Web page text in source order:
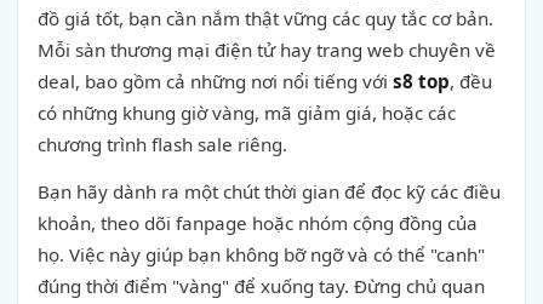
đồ giá tốt, bạn cần nắm thật vững các quy tắc cơ bản.
Mỗi sàn thương mại điện tử hay trang web chuyên về
deal, bao gồm cả những nơi nổi tiếng với s8 top, đều
có những khung giờ vàng, mã giảm giá, hoặc các
chương trình flash sale riêng.
Bạn hãy dành ra một chút thời gian để đọc kỹ các điều
khoản, theo dõi fanpage hoặc nhóm cộng đồng của
họ. Việc này giúp bạn không bỡ ngỡ và có thể "canh"
đúng thời điểm "vàng" để xuống tay. Đừng chủ quan